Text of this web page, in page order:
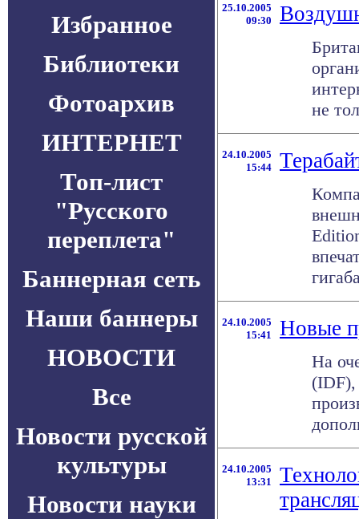
Избранное
Библиотеки
Фотоархив
ИНТЕРНЕТ
Топ-лист
"Русского
переплета"
Баннерная сеть
Наши баннеры
НОВОСТИ
Все
Новости русской
культуры
Новости науки
25.10.2005
09:30
не
24.10.2005
15:44
24.10.2005
15:41
Новые
На
(IDF),
24.10.2005
13:31